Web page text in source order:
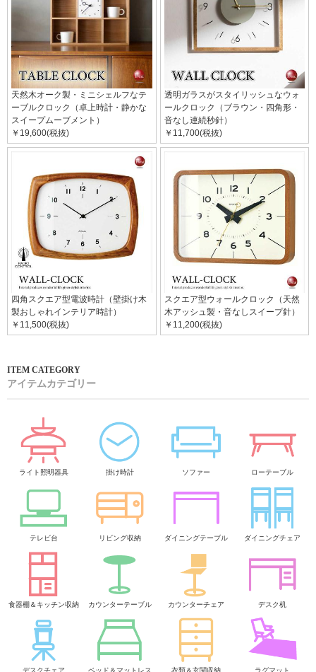
天然木オーク製・ミニシェルフなテ
ーブルクロック（卓上時計・静かな
スイープムーブメント）
￥19,600(税抜)
透明ガラスがスタイリッシュなウォ
ールクロック（ブラウン・四角形・
音なし連続秒針）
￥11,700(税抜)
四角スクエア型電波時計（壁掛け木
製おしゃれインテリア時計）
￥11,500(税抜)
スクエア型ウォールクロック（天然
木アッシュ製・音なしスイープ針）
￥11,200(税抜)
アイテムカテゴリー
ライト照明器具 掛け時計 ソファー ローテーブル
テレビ台 リビング収納 ダイニングテーブル ダイニングチェア
食器棚＆キッチン収納 カウンターテーブル カウンターチェア デスク机